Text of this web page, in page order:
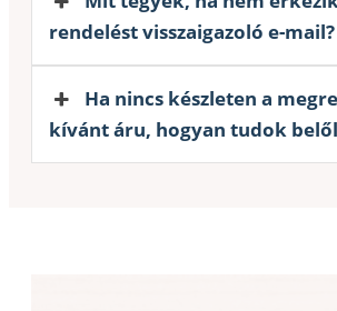
rendelést visszaigazoló e-mail?
Ha nincs készleten a
kívánt áru, hogyan tudok